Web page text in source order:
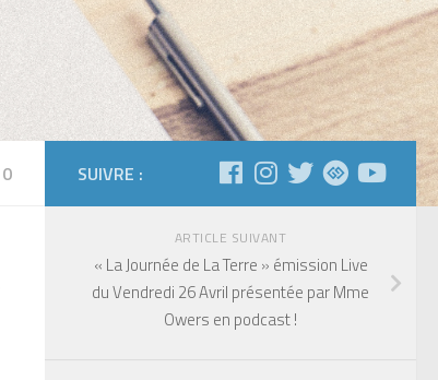
0 SUIVRE :
ARTICLE SUIVANT
« La Journée de La Terre » émission Live
du Vendredi 26 Avril présentée par Mme
Owers en podcast !